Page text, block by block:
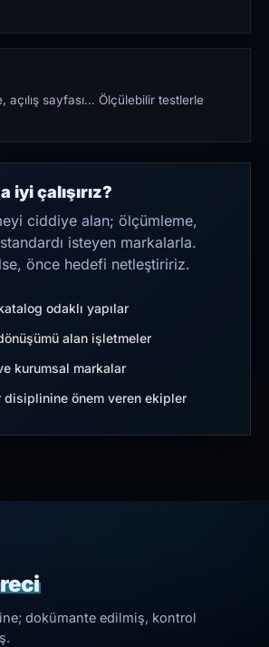
açılış sayfası… Ölçülebilir testlerle
iyi çalışırız?
ciddiye alan; ölçümleme,
isteyen markalarla.
önce hedefi netleştiririz.
odaklı yapılar
alan işletmeler
kurumsal markalar
disiplinine önem veren ekipler
dokümante edilmiş, kontrol